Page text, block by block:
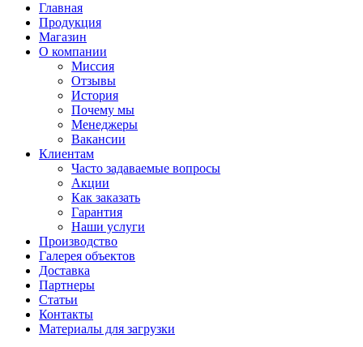
Главная
Продукция
Магазин
О компании
Миссия
Отзывы
История
Почему мы
Менеджеры
Вакансии
Клиентам
Часто задаваемые вопросы
Акции
Как заказать
Гарантия
Наши услуги
Производство
Галерея объектов
Доставка
Партнеры
Статьи
Контакты
Материалы для загрузки